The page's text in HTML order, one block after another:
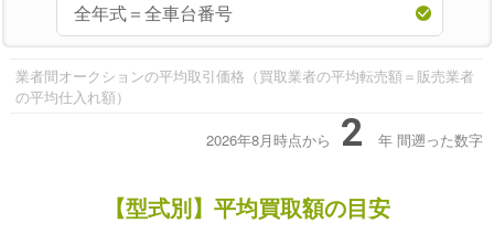
業者間オークションの平均取引価格（買取業者の平均転売額＝販売業者
の平均仕入れ額）
2026年8月時点から 2 年 間遡った数字
【型式別】平均買取額の目安